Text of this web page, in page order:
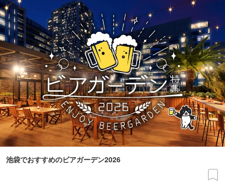
池袋でおすすめのビアガーデン2026